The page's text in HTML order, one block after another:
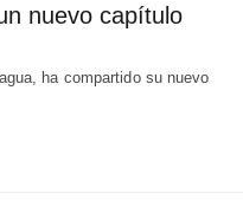
nuevo capítulo
ha compartido su nuevo